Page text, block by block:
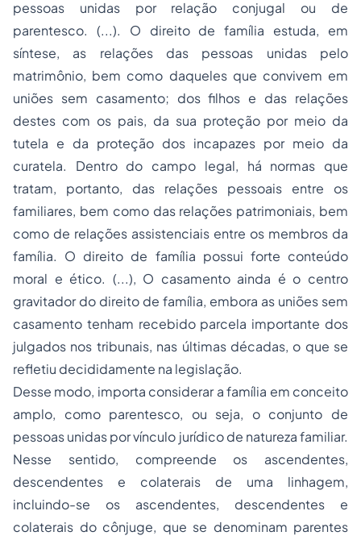
pessoas unidas por relação conjugal ou de
parentesco. (...). O direito de família estuda, em
síntese, as relações das pessoas unidas pelo
matrimônio, bem como daqueles que convivem em
uniões sem casamento; dos filhos e das relações
destes com os pais, da sua proteção por meio da
tutela e da proteção dos incapazes por meio da
curatela. Dentro do campo legal, há normas que
tratam, portanto, das relações pessoais entre os
familiares, bem como das relações patrimoniais, bem
como de relações assistenciais entre os membros da
família. O direito de família possui forte conteúdo
moral e ético. (...), O casamento ainda é o centro
gravitador do direito de família, embora as uniões sem
casamento tenham recebido parcela importante dos
julgados nos tribunais, nas últimas décadas, o que se
refletiu decididamente na legislação.
Desse modo, importa considerar a família em conceito
amplo, como parentesco, ou seja, o conjunto de
pessoas unidas por vínculo jurídico de natureza familiar.
Nesse sentido, compreende os ascendentes,
descendentes e colaterais de uma linhagem,
incluindo-se os ascendentes, descendentes e
colaterais do cônjuge, que se denominam parentes